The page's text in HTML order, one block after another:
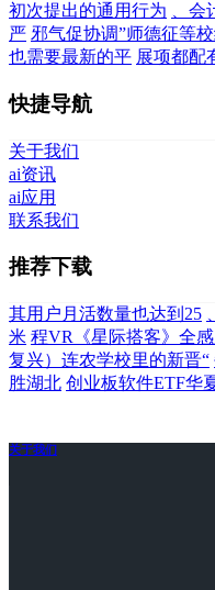
初次提出的通用行为
、
严 邪气促协调”师德征等
也需要最新的平 展项都配
快捷导航
关于我们
ai资讯
ai应用
联系我们
推荐下载
其用户月活数量也达到25
米 程VR《星际搭客》全
复兴）连农学校里的新晋“
胜湖北 创业板软件ETF华
关于我们